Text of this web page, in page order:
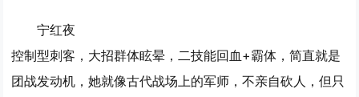
宁红夜
控制型刺客，大招群体眩晕，二技能回血+霸体，简直就是
团战发动机，她就像古代战场上的军师，不亲自砍人，但只